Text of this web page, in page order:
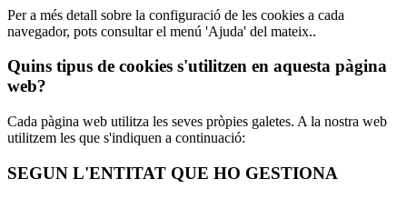
Per a més detall sobre la configuració de les cookies a cada
navegador, pots consultar el menú 'Ajuda' del mateix..
Quins tipus de cookies s'utilitzen en aquesta pàgina
web?
Cada pàgina web utilitza les seves pròpies galetes. A la nostra web
utilitzem les que s'indiquen a continuació:
SEGUN L'ENTITAT QUE HO GESTIONA